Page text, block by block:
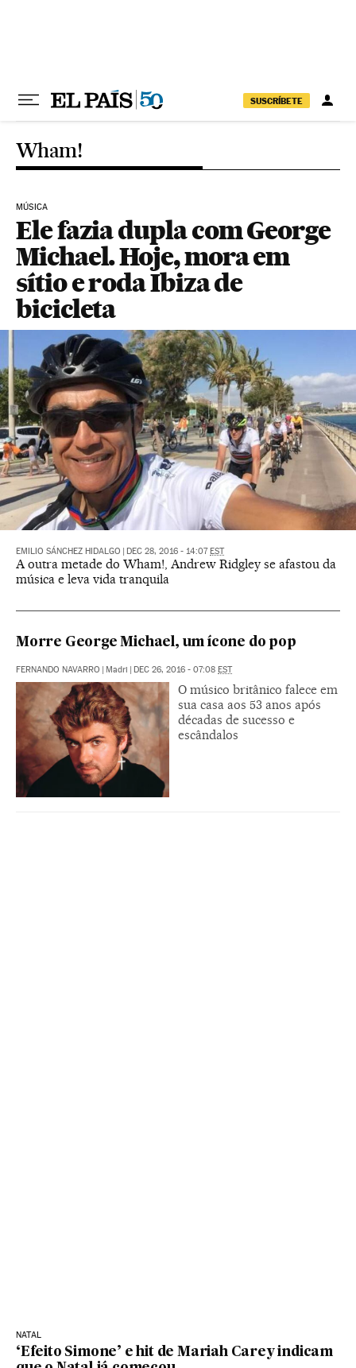
SUSCRÍBETE
Wham!
MÚSICA
Ele fazia dupla com George
Michael. Hoje, mora em
sítio e roda Ibiza de
bicicleta
EMILIO SÁNCHEZ HIDALGO DEC 28, 2016 - 14:07 EST
A outra metade do Wham!, Andrew Ridgley se afastou da
música e leva vida tranquila
Morre George Michael, um ícone do pop
FERNANDO NAVARRO Madri DEC 26, 2016 - 07:08 EST
O músico britânico falece em
sua casa aos 53 anos após
décadas de sucesso e
escândalos
NATAL
‘Efeito Simone’ e hit de Mariah Carey indicam